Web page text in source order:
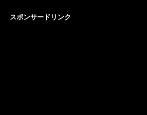
スポンサードリンク